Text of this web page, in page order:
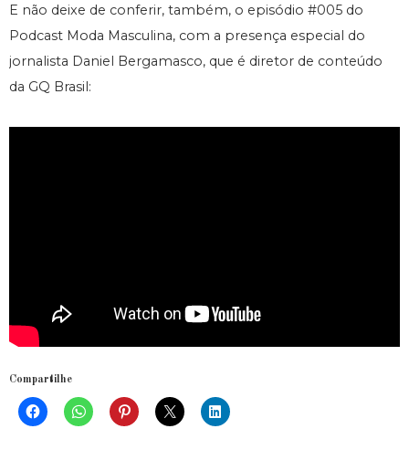
E não deixe de conferir, também, o episódio #005 do
Podcast Moda Masculina, com a presença especial do
jornalista Daniel Bergamasco, que é diretor de conteúdo
da GQ Brasil:
Compartilhe